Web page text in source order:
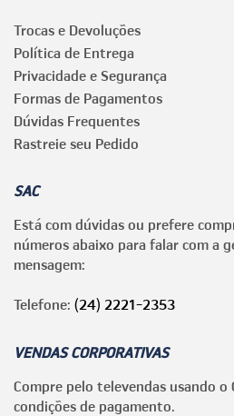
Trocas e Devoluções
Política de Entrega
Privacidade e Segurança
Formas de Pagamentos
Dúvidas Frequentes
Rastreie seu Pedido
SAC
Está com dúvidas ou prefere
números abaixo para falar com a
mensagem:
Telefone: (24) 2221-2353
VENDAS CORPORATIVAS
Compre pelo televendas usando o
condições de pagamento.